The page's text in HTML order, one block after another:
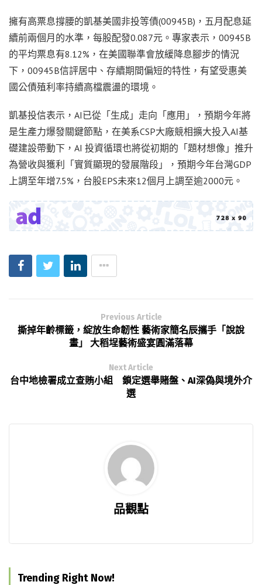
擁有高票息撐腰的凱基美國非投等債(00945B)，五月配息延
續前兩個月的水準，每股配發0.087元。專家表示，00945B
的平均票息有8.12%，在美國聯準會放緩降息腳步的情況
下，00945B信評居中、存續期間偏短的特性，有望受惠美
國公債殖利率持續高檔震盪的環境。
凱基投信表示，AI已從「生成」走向「應用」，預期今年將
是生產力爆發關鍵節點，在美系CSP大廠競相擴大投入AI基
礎建設帶動下，AI 投資循環也將從初期的「題材想像」推升
為營收與獲利「實質顯現的發展階段」，預期今年台灣GDP
上調至年增7.5%，台股EPS未來12個月上調至逾2000元。
Previous Article
撕掉年齡標籤，綻放生命韌性 藝術家簡名辰攜手「說說
畫」 大稻埕藝術盛宴圓滿落幕
Next Article
台中地檢署成立查賄小組 鎖定選舉賭盤、AI深偽與境外介
選
品觀點
Trending Right Now!